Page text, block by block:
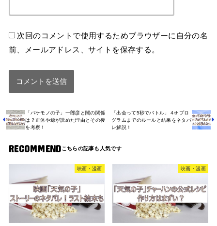
次回のコメントで使用するためブラウザーに自分の名
前、メールアドレス、サイトを保存する。
「バケモノの子」一郎彦と闇の関係
は？正体や鯨が読めた理由とその後
を考察！
「出会って5秒でバトル」４thプロ
グラムまでのルールと結果をネタバ
レ解説！
RECOMMEND
映画・漫画 映画・漫画